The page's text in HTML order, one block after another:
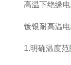
高温下绝缘电
镀银耐高温电
1.明确温度范